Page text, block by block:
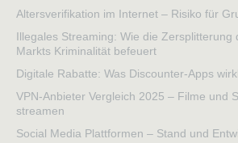
Altersverifikation im Internet – Risiko für
Illegales Streaming: Wie die Zersplitterung
Markts Kriminalität befeuert
Digitale Rabatte: Was Discounter-Apps
VPN-Anbieter Vergleich 2025 – Filme und
streamen
Social Media Plattformen – Stand und